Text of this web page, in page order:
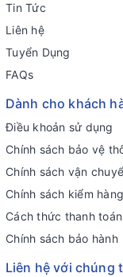
Tin Tức
Liên hệ
Tuyển Dụng
FAQs
Dành cho khách
Điều khoản sử dụng
Chính sách bảo vệ
Chính sách vận
Chính sách kiểm hàng
Cách thức thanh toán
Chính sách bảo hành
Liên hệ với chúng